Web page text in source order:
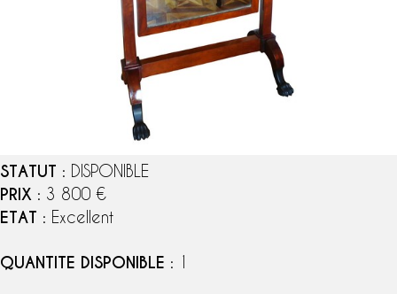
STATUT : DISPONIBLE
PRIX : 3 800 €
ETAT : Excellent
QUANTITE DISPONIBLE : 1